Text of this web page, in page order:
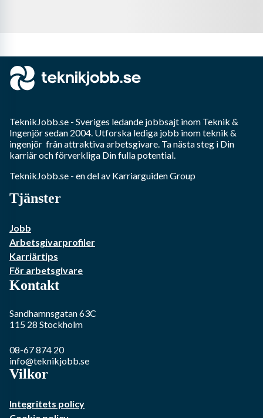
TeknikJobb.se - Sveriges ledande jobbsajt inom Teknik &
Ingenjörsedan 2004. Utforska lediga jobb inomteknik &
ingenjör från attraktiva arbetsgivare. Ta nästa steg i Din
karriär och förverkliga Din fulla potential.
TeknikJobb.se - en del av Karriarguiden Group
Tjänster
Jobb
Arbetsgivarprofiler
Karriärtips
För arbetsgivare
Kontakt
Sandhamnsgatan 63C
115 28 Stockholm
08-67 874 20
info@teknikjobb.se
Vilkor
Integritets policy